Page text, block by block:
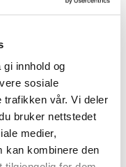
innhold og
sosiale
trafikken vår. Vi deler
bruker nettstedet
medier,
kan kombinere den